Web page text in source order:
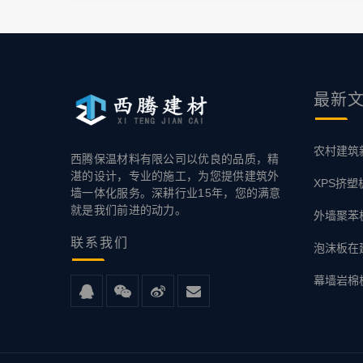
西腾保温材料有限公司以优良的品质，精
湛的设计，专业的施工，为您提供建筑外
墙一体化服务。深耕行业15年，您的满意
就是我们前进的动力。
联系我们
最新
农村建筑
XPS挤塑
外墙聚苯
泡沫板在
幕墙岩棉